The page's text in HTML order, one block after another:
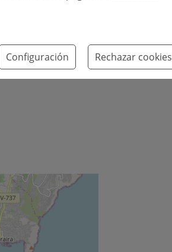
Configuración Rechazar cookies